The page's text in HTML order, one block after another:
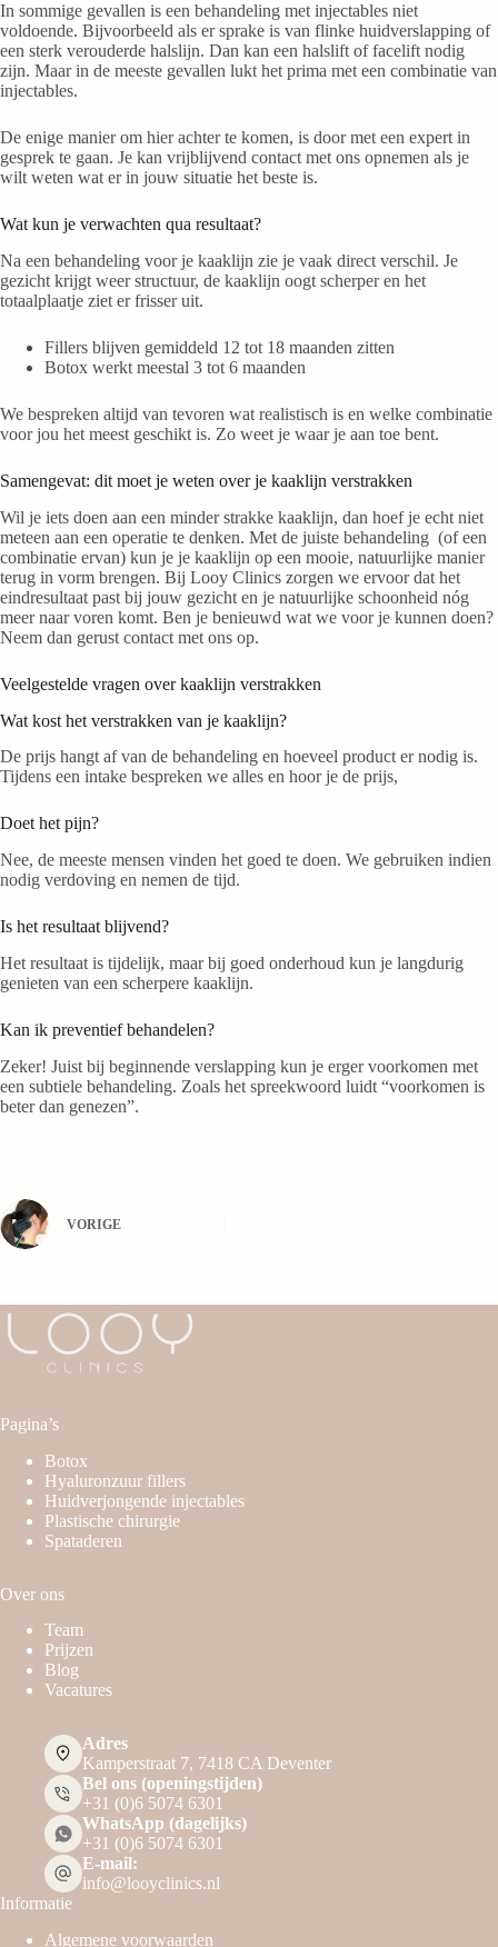
In sommige gevallen is een behandeling met injectables niet
voldoende. Bijvoorbeeld als er sprake is van flinke huidverslapping of
een sterk verouderde halslijn. Dan kan een halslift of facelift nodig
zijn. Maar in de meeste gevallen lukt het prima met een combinatie van
injectables.
De enige manier om hier achter te komen, is door met een expert in
gesprek te gaan. Je kan vrijblijvend contact met ons opnemen als je
wilt weten wat er in jouw situatie het beste is.
Wat kun je verwachten qua resultaat?
Na een behandeling voor je kaaklijn zie je vaak direct verschil. Je
gezicht krijgt weer structuur, de kaaklijn oogt scherper en het
totaalplaatje ziet er frisser uit.
Fillers blijven gemiddeld 12 tot 18 maanden zitten
Botox werkt meestal 3 tot 6 maanden
We bespreken altijd van tevoren wat realistisch is en welke combinatie
voor jou het meest geschikt is. Zo weet je waar je aan toe bent.
Samengevat: dit moet je weten over je kaaklijn verstrakken
Wil je iets doen aan een minder strakke kaaklijn, dan hoef je echt niet
meteen aan een operatie te denken. Met de juiste behandeling (of een
combinatie ervan) kun je je kaaklijn op een mooie, natuurlijke manier
terug in vorm brengen. Bij Looy Clinics zorgen we ervoor dat het
eindresultaat past bij jouw gezicht en je natuurlijke schoonheid nóg
meer naar voren komt. Ben je benieuwd wat we voor je kunnen doen?
Neem dan gerust contact met ons op.
Veelgestelde vragen over kaaklijn verstrakken
Wat kost het verstrakken van je kaaklijn?
De prijs hangt af van de behandeling en hoeveel product er nodig is.
Tijdens een intake bespreken we alles en hoor je de prijs,
Doet het pijn?
Nee, de meeste mensen vinden het goed te doen. We gebruiken indien
nodig verdoving en nemen de tijd.
Is het resultaat blijvend?
Het resultaat is tijdelijk, maar bij goed onderhoud kun je langdurig
genieten van een scherpere kaaklijn.
Kan ik preventief behandelen?
Zeker! Juist bij beginnende verslapping kun je erger voorkomen met
een subtiele behandeling. Zoals het spreekwoord luidt “voorkomen is
beter dan genezen”.
VORIGE
Pagina’s
Botox
Hyaluronzuur fillers
Huidverjongende injectables
Plastische chirurgie
Spataderen
Over ons
Team
Prijzen
Blog
Vacatures
Adres
Kamperstraat 7, 7418 CA Deventer
Bel ons (openingstijden)
+31 (0)6 5074 6301
WhatsApp (dagelijks)
+31 (0)6 5074 6301
E-mail:
info@looyclinics.nl
Informatie
Algemene voorwaarden